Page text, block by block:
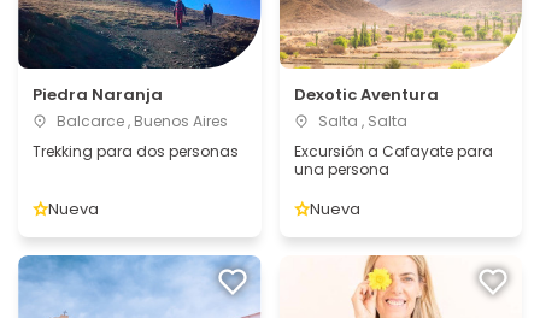
Piedra Naranja
Balcarce , Buenos Aires
Trekking para dos personas
Nueva
Dexotic Aventura
Salta , Salta
Excursión a Cafayate para
una persona
Nueva